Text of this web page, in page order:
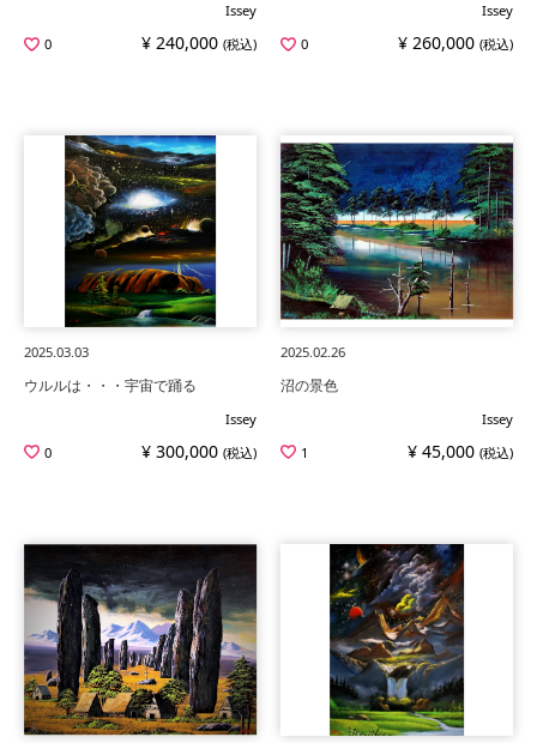
Issey
0
¥ 240,000 (税込)
Issey
0
¥ 260,000 (税込)
2025.03.03
ウルルは・・・宇宙で踊る
Issey
0
¥ 300,000 (税込)
2025.02.26
沼の景色
Issey
1
¥ 45,000 (税込)